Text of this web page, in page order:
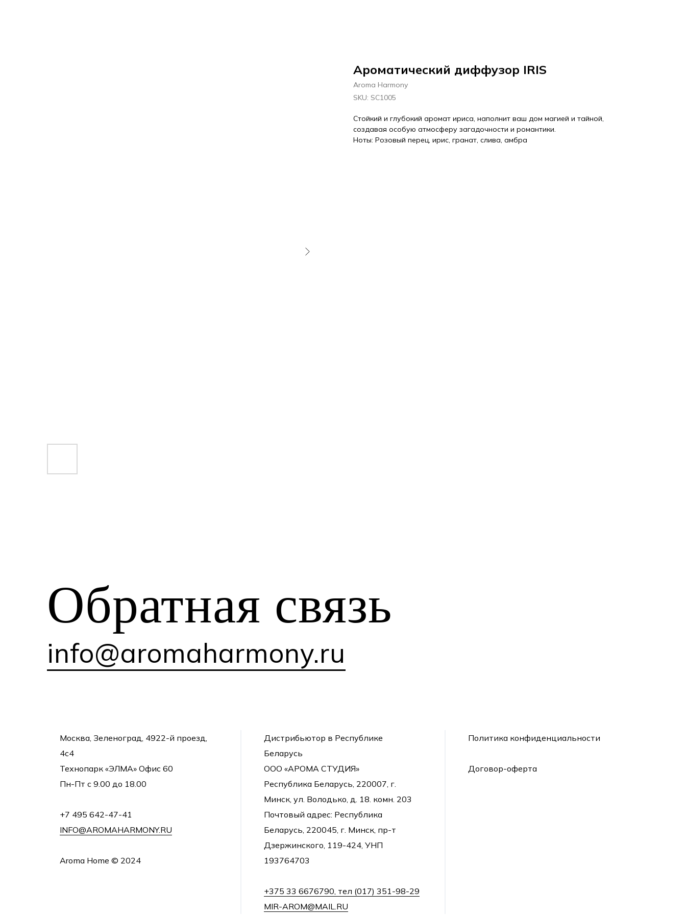
Ароматический диффузор IRIS
Aroma Harmony
SKU: SC1005
Стойкий и глубокий аромат ириса, наполнит ваш дом магией и тайной,
создавая особую атмосферу загадочности и романтики.
Ноты: Розовый перец, ирис, гранат, слива, амбра
Обратная связь
info@aromaharmony.ru
Москва, Зеленоград, 4922-й проезд,
4с4
Технопарк «ЭЛМА» Офис 60
Пн-Пт с 9.00 до 18.00
+7 495 642-47-41
INFO@AROMAHARMONY.RU
Aroma Home © 2024
Дистрибьютор в Республике
Беларусь
ООО «АРОМА СТУДИЯ»
Республика Беларусь, 220007, г.
Минск, ул. Володько, д. 18. комн. 203
Почтовый адрес: Республика
Беларусь, 220045, г. Минск, пр-т
Дзержинского, 119-424, УНП
193764703
+375 33 6676790, тел (017) 351-98-29
MIR-AROM@MAIL.RU
Политика конфиденциальности
Договор-оферта